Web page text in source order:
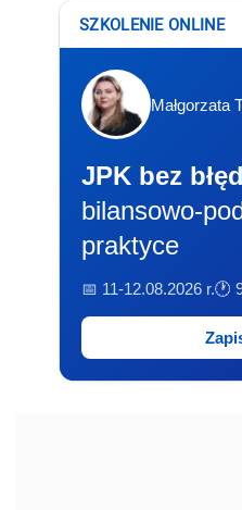
SZKOLENIE ONLINE
Małgorzata
JPK bez
bilansowo-
praktyce
📅 11-12.08.2026 r.🕐